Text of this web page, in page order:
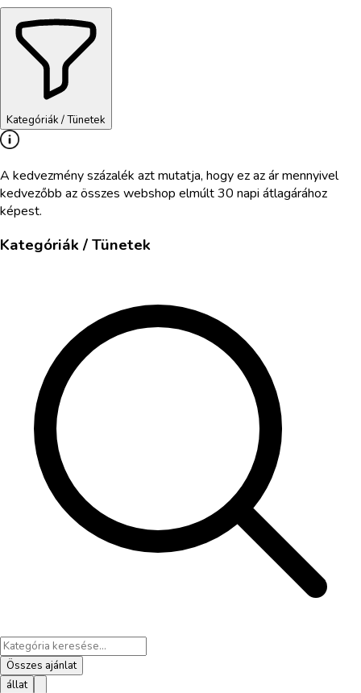
Kategóriák / Tünetek
A kedvezmény százalék azt mutatja, hogy ez az ár mennyivel
kedvezőbb az összes webshop elmúlt 30 napi átlagárához
képest.
Kategóriák / Tünetek
Összes ajánlat
állat